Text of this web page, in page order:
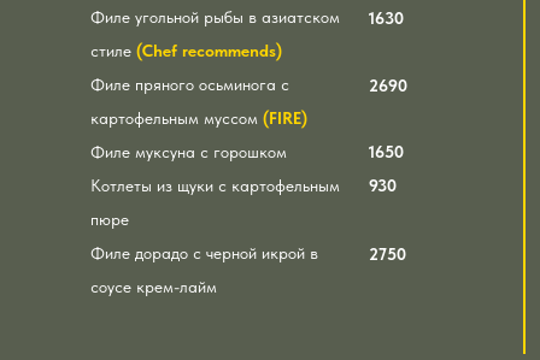
Филе угольной рыбы в азиатском
стиле (Chef recommends)
Филе пряного осьминога с
картофельным муссом (FIRE)
Филе муксуна с горошком
Котлеты из щуки с картофельным
пюре
Филе дорадо с черной икрой в
соусе крем-лайм
1630
2690
1650
930
2750